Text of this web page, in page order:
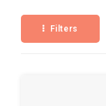
Filters